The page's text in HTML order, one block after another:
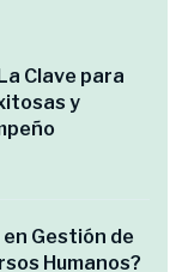
Clave para
y
Gestión de
Humanos?